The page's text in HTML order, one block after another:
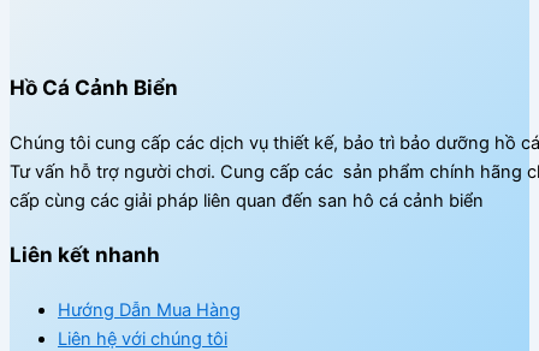
Hồ Cá Cảnh Biển
Chúng tôi cung cấp các dịch vụ thiết kế, bảo trì bảo dưỡng hồ
Tư vấn hỗ trợ người chơi. Cung cấp các sản phẩm chính hãng
cấp cùng các giải pháp liên quan đến san hô cá cảnh biển
Liên kết nhanh
Hướng Dẫn Mua Hàng
Liên hệ với chúng tôi